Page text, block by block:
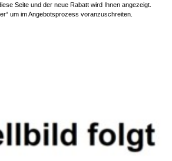
Seite und der neue Rabatt wird Ihnen angezeigt.
um im Angebotsprozess voranzuschreiten.